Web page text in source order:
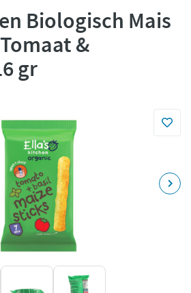
Betaal met Klarna
Biologisch Mais
&
gr